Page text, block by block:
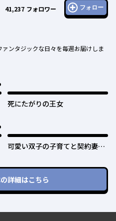
41,237 フォロワー フォロー
ンタジックな日々を毎週お届けしま
死にたがりの王女
可愛い双子の子育てと契約妻は
の詳細はこちら